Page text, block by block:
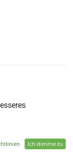
Ich stimme zu